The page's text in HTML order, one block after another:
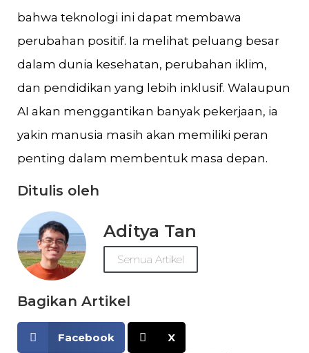
bahwa teknologi ini dapat membawa
perubahan positif. Ia melihat peluang besar
dalam dunia kesehatan, perubahan iklim,
dan pendidikan yang lebih inklusif. Walaupun
AI akan menggantikan banyak pekerjaan, ia
yakin manusia masih akan memiliki peran
penting dalam membentuk masa depan.
Ditulis oleh
Aditya Tan
Semua Artikel
Bagikan Artikel
Facebook X